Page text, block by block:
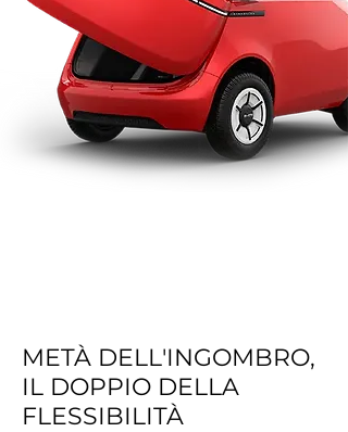
METÀ DELL'INGOMBRO,
IL DOPPIO DELLA
FLESSIBILITÀ